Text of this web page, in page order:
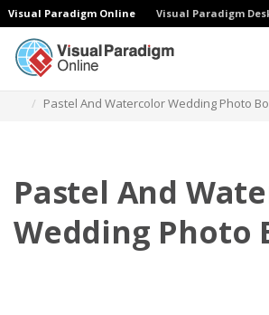
Visual Paradigm Online Visual Paradigm
Pastel And Watercolor Wedding Photo
Pastel And
Wedding Photo